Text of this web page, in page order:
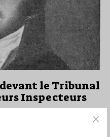
le Tribunal
Inspecteurs